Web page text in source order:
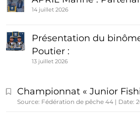
14 juillet 2026
Présentation du
Poutier :
13 juillet 2026
Championnat « Junior
Source: Fédération de pêche 44 Date: